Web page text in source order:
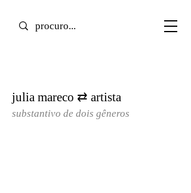
julia mareco ⇄ artista
substantivo de dois gêneros​